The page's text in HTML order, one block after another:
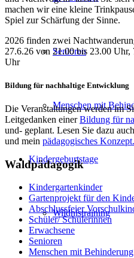
Senioren
Menschen mit
Kindergeburtstage
Wildnistraining
machen wir eine kleine
Spiel zur Schärfung der Sinne.
2026 finden zwei
27.6.26 von 21.00 bis 23.00
Uhr
Bildung für nachhaltige Entwicklung
Die Veranstaltungen werden im
Leitgedanken einerBildung für
und- geplant. Lesen Sie dazu
und mein pädagogisches Konzept.
Waldpädagogik
Kindergartenkinder
Gartenprojekt für den
Abschlussfeier
Schüler/ Schülerinnen
Erwachsene
Senioren
Menschen mit Behinderung